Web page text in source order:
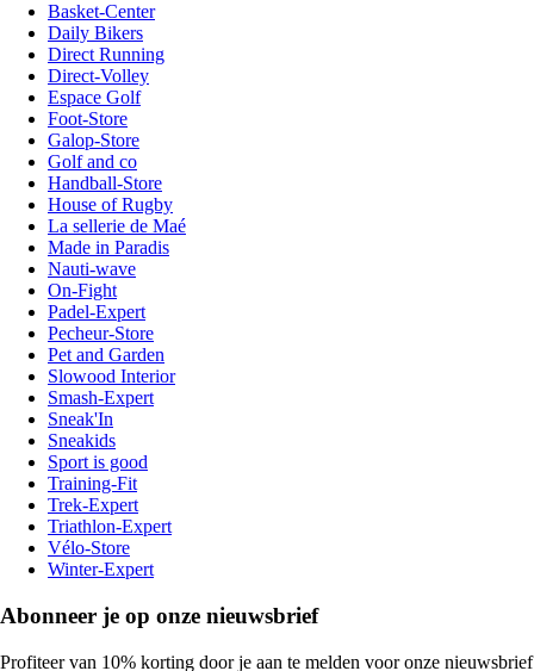
Basket-Center
Daily Bikers
Direct Running
Direct-Volley
Espace Golf
Foot-Store
Galop-Store
Golf and co
Handball-Store
House of Rugby
La sellerie de Maé
Made in Paradis
Nauti-wave
On-Fight
Padel-Expert
Pecheur-Store
Pet and Garden
Slowood Interior
Smash-Expert
Sneak'In
Sneakids
Sport is good
Training-Fit
Trek-Expert
Triathlon-Expert
Vélo-Store
Winter-Expert
Abonneer je op onze nieuwsbrief
Profiteer van 10% korting door je aan te melden voor onze nieuwsbrief